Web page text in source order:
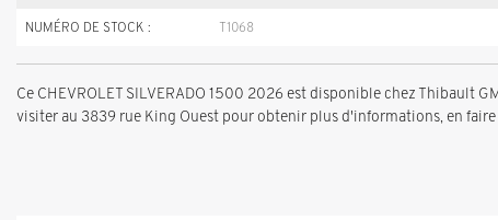
NUMÉRO DE STOCK : T1068
Ce CHEVROLET SILVERADO 1500 2026 est disponible chez Thibault
visiter au 3839 rue King Ouest pour obtenir plus d'informations, en faire